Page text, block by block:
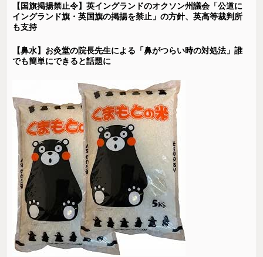
【国旗掲揚禁止令】英イングランドのオクソン州議会「公道に
イングランド旗・英国旗の掲揚を禁止」の方針、英高等裁判所
も支持
【鼻水】お灸堂の院長先生による「鼻がつらい時の対処法」誰
でも簡単にできると話題に